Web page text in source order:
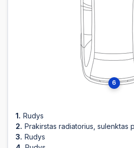
2025-11-12
2025-11-12
2025-11-12
6
Rudys
Prakirstas radiatorius, sulenktas
Rudys